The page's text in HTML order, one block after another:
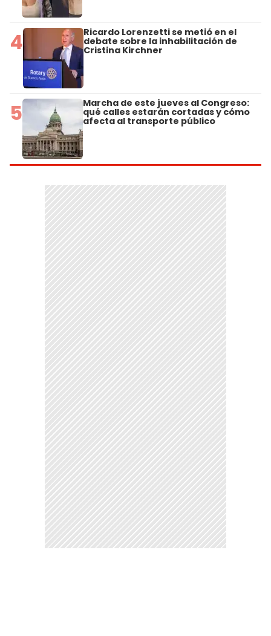
4 Ricardo Lorenzetti se metió en el
debate sobre la inhabilitación de
Cristina Kirchner
5 Marcha de este jueves al Congreso:
qué calles estarán cortadas y cómo
afecta al transporte público